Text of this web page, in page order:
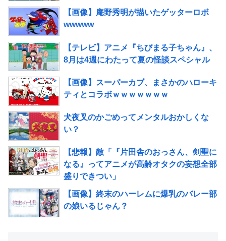
【画像】庵野秀明が描いたゲッターロボ
wwwww
【テレビ】アニメ『ちびまる子ちゃん』、
8月は4週にわたって夏の怪談スペシャル
【画像】スーパーカブ、まさかのハローキ
ティとコラボｗｗｗｗｗｗｗ
犬夜叉のかごめってメンタルおかしくな
い？
【悲報】敵「『片田舎のおっさん、剣聖に
なる』ってアニメが高齢オタクの妄想全部
盛りできつい」
【画像】終末のハーレムに爆乳のバレー部
の娘いるじゃん？